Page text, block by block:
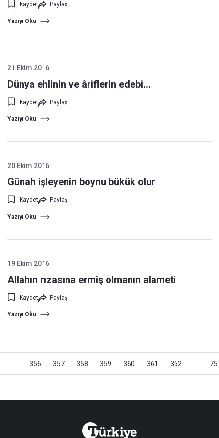
Kaydet Paylaş
Yazıyı Oku
21 Ekim 2016
Dünya ehlinin ve âriflerin edebi...
Kaydet Paylaş
Yazıyı Oku
20 Ekim 2016
Günah işleyenin boynu bükük olur
Kaydet Paylaş
Yazıyı Oku
19 Ekim 2016
Allahın rızasına ermiş olmanın alameti
Kaydet Paylaş
Yazıyı Oku
356 357 358 359 360 361 362